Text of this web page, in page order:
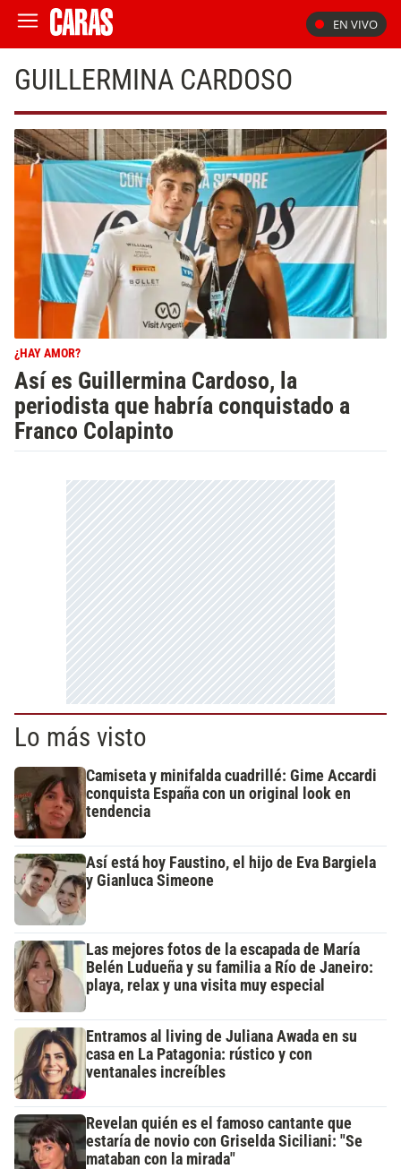
EN VIVO
GUILLERMINA CARDOSO
¿HAY AMOR?
Así es Guillermina Cardoso, la
periodista que habría conquistado a
Franco Colapinto
Lo más visto
Camiseta y minifalda cuadrillé: Gime Accardi
conquista España con un original look en
tendencia
Así está hoy Faustino, el hijo de Eva Bargiela
y Gianluca Simeone
Las mejores fotos de la escapada de María
Belén Ludueña y su familia a Río de Janeiro:
playa, relax y una visita muy especial
Entramos al living de Juliana Awada en su
casa en La Patagonia: rústico y con
ventanales increíbles
Revelan quién es el famoso cantante que
estaría de novio con Griselda Siciliani: "Se
mataban con la mirada"